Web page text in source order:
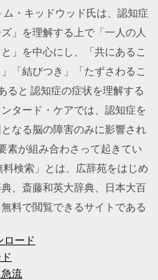
・キッドウッド氏は、認知症
」を理解する上で「一人の人
」を中心にし、「共にあるこ
「結びつき」「たずさわるこ
ると 認知症の症状を理解する
タード・ケアでは、認知症を
なる脳の障害のみに影響され
素が組み合わさって起きてい
検索」とは、広辞苑をはじめ
、斎藤和英大辞典、日本大百
料で閲覧できるサイトである
ロード
流